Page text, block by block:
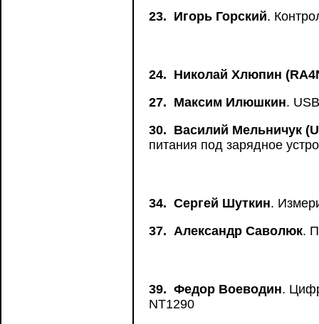
23. Игорь Горский.
24. Николай Хлюпин
27. Максим Илюшкин.
30. Василий Мельничук
питания под зарядное
34. Сергей Шуткин.
37. Александр Саволюк.
39. Федор Воеводин.
NT1290